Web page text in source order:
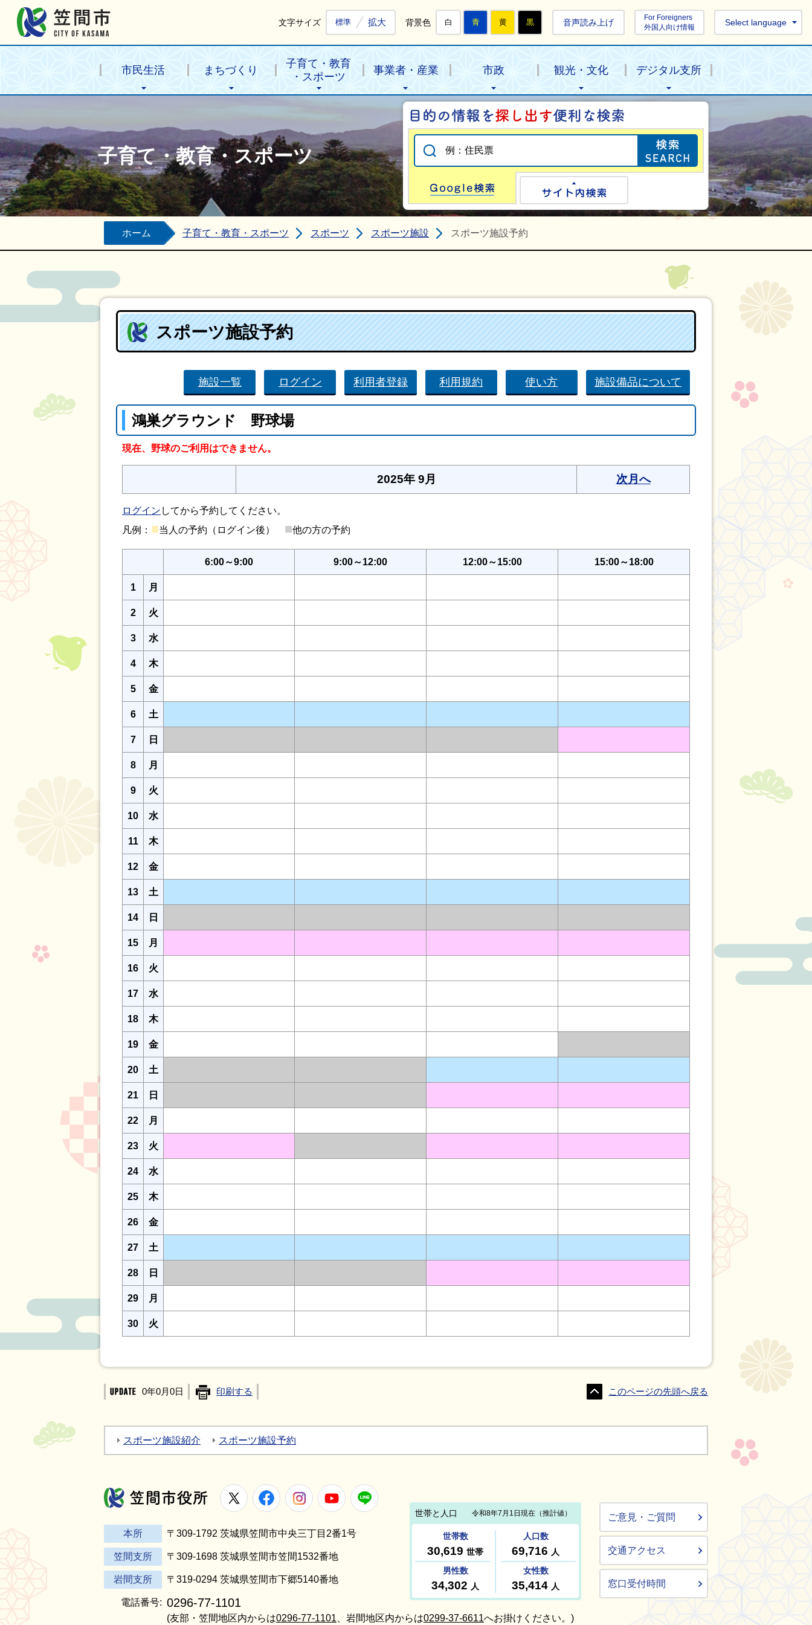
文字サイズ 標準 拡大 背景色 白 青 黄 黒 音声読み上げ
For Foreigners
外国人向け情報
Select language
市民生活 まちづくり
子育て・教育
・スポーツ
事業者・産業 市政 観光・文化 デジタル支所
子育て・教育・スポーツ
目的の情報を探
Google検索
ホーム 子育て・教育・スポーツ スポーツ スポーツ施設 スポーツ施設予約
スポーツ施設予約
施設一覧 ログイン 利用者登録 利用規約 使い方 施設備品について
鴻巣グラウンド 野球場
現在、野球のご利用はできません。
2025年 9月 次月へ
ログイン してから予約してください。
凡例： ■当人の予約（ログイン後） ■他の方の予約
6:00～9:00 9:00～12:00 12:00～15:00 15:00～18:00
1 月
2 火
3 水
4 木
5 金
6 土
7 日
8 月
9 火
10 水
11 木
12 金
13 土
14 日
15 月
16 火
17 水
18 木
19 金
20 土
21 日
22 月
23 火
24 水
25 木
26 金
27 土
28 日
29 月
30 火
0年0月0日 印刷する このページの先頭へ戻る
スポーツ施設紹介 スポーツ施設予約
笠間市役所
X FacebookInstagramYoutube
本所 〒309-1792 茨城県笠間市中央三丁目2番1号
笠間支所 〒309-1698 茨城県笠間市笠間1532番地
岩間支所 〒319-0294 茨城県笠間市下郷5140番地
電話番号: 0296-77-1101
(友部・笠間地区内からは0296-77-1101 、岩間地区内からは0299-37-6611へお掛けください。)
ご意見・ご質問
交通アクセス
窓口受付時間